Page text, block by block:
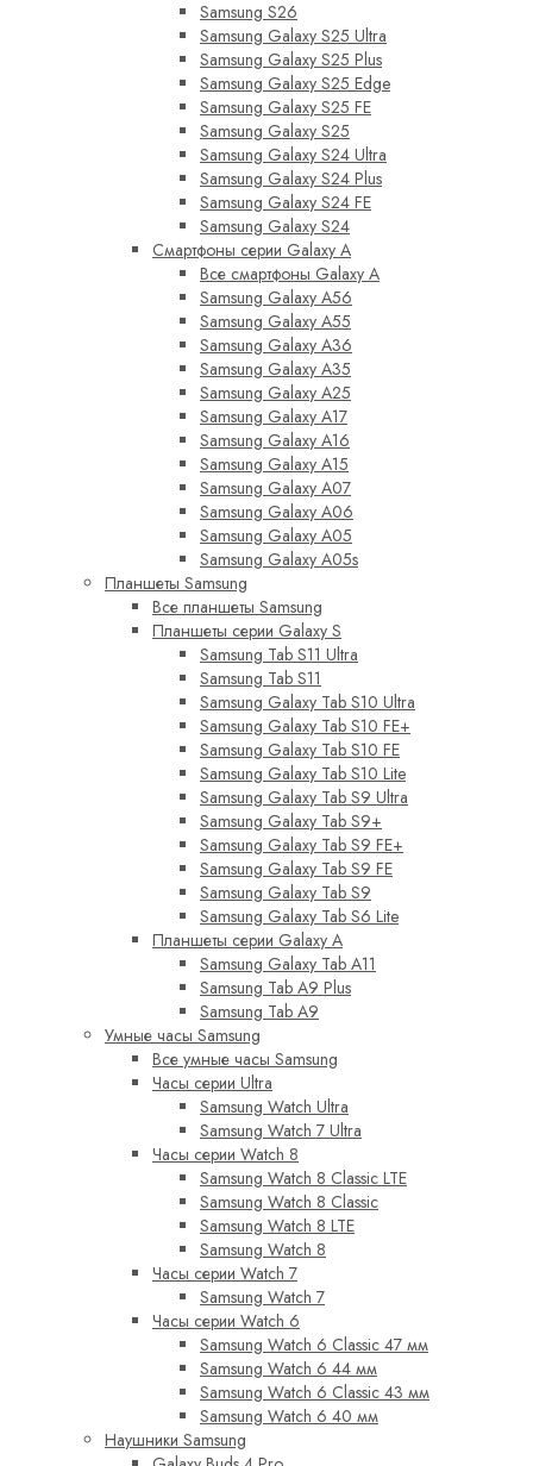
Samsung S26
Samsung Galaxy S25 Ultra
Samsung Galaxy S25 Plus
Samsung Galaxy S25 Edge
Samsung Galaxy S25 FE
Samsung Galaxy S25
Samsung Galaxy S24 Ultra
Samsung Galaxy S24 Plus
Samsung Galaxy S24 FE
Samsung Galaxy S24
Смартфоны серии Galaxy A
Все смартфоны Galaxy A
Samsung Galaxy A56
Samsung Galaxy A55
Samsung Galaxy A36
Samsung Galaxy A35
Samsung Galaxy A25
Samsung Galaxy A17
Samsung Galaxy A16
Samsung Galaxy A15
Samsung Galaxy A07
Samsung Galaxy A06
Samsung Galaxy A05
Samsung Galaxy A05s
Планшеты Samsung
Все планшеты Samsung
Планшеты серии Galaxy S
Samsung Tab S11 Ultra
Samsung Tab S11
Samsung Galaxy Tab S10 Ultra
Samsung Galaxy Tab S10 FE+
Samsung Galaxy Tab S10 FE
Samsung Galaxy Tab S10 Lite
Samsung Galaxy Tab S9 Ultra
Samsung Galaxy Tab S9+
Samsung Galaxy Tab S9 FE+
Samsung Galaxy Tab S9 FE
Samsung Galaxy Tab S9
Samsung Galaxy Tab S6 Lite
Планшеты серии Galaxy A
Samsung Galaxy Tab A11
Samsung Tab A9 Plus
Samsung Tab A9
Умные часы Samsung
Все умные часы Samsung
Часы серии Ultra
Samsung Watch Ultra
Samsung Watch 7 Ultra
Часы серии Watch 8
Samsung Watch 8 Classic LTE
Samsung Watch 8 Classic
Samsung Watch 8 LTE
Samsung Watch 8
Часы серии Watch 7
Samsung Watch 7
Часы серии Watch 6
Samsung Watch 6 Classic 47 мм
Samsung Watch 6 44 мм
Samsung Watch 6 Classic 43 мм
Samsung Watch 6 40 мм
Наушники Samsung